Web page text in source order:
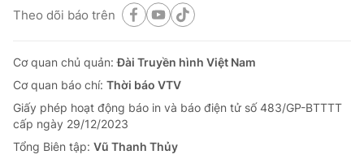
Giải sao mai
Âm nhạc
Du lịch
Làm đẹp
Chất lượng cuộc sống
Tuyển sinh
Học trực tuyến
Công nghệ
Hitech Công nghệ tương lai
Sản phẩm
Giao lưu trực tuyến
Theo dõi báo trên
Cơ quan chủ quản:Đài Truyền hình Việt Nam
Cơ quan báo chí: Thời báo VTV
Giấy phép hoạt động báo in và báo điện tử số 483/GP-BTTTT
cấp ngày 29/12/2023
Tổng Biên tập: Vũ Thanh Thủy